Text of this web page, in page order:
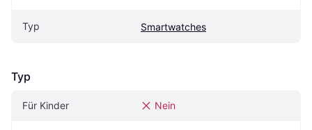
Typ Smartwatches
Typ
Für Kinder Nein